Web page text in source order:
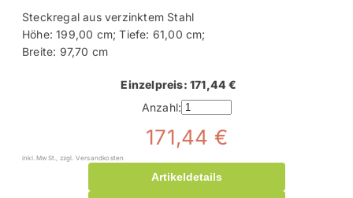
Steckregal aus verzinktem Stahl
Höhe: 199,00 cm; Tiefe: 61,00 cm;
Breite: 97,70 cm
Einzelpreis: 171,44 €
Anzahl:
171,44 €
inkl. MwSt., zzgl. Versandkosten
Artikeldetails